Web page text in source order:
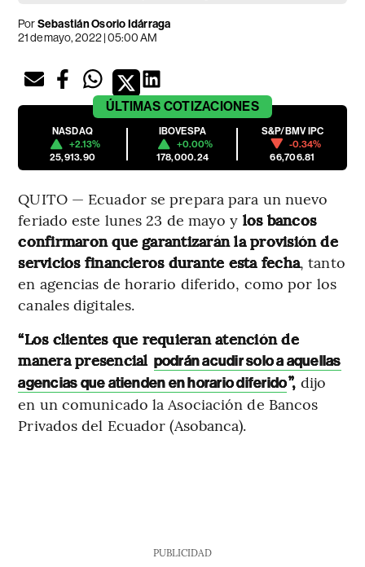
PorSebastián Osorio Idárraga
21 de mayo, 2022 | 05:00 AM
ÚLTIMAS COTIZACIONES
NASDAQ
+2.13%
25,913.90
IBOVESPA
+0.00%
178,000.24
S&P/BMV IPC
-0.34%
66,706.81
QUITO — Ecuador se prepara para un nuevo
feriado este lunes 23 de mayo y los bancos
confirmaron que garantizarán la provisión de
servicios financieros durante esta fecha, tanto
en agencias de horario diferido, como por los
canales digitales.
“Los clientes que requieran atención de
manera presencial podrán acudir solo a aquellas
agencias que atienden en horario diferido”, dijo
en un comunicado la Asociación de Bancos
Privados del Ecuador (Asobanca).
PUBLICIDAD